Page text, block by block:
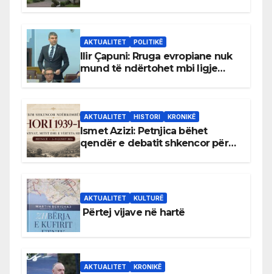
AKTUALITET POLITIKË
Ilir Çapuni: Rruga evropiane nuk
mund të ndërtohet mbi ligje
AKTUALITET HISTORI KRONIKË
Ismet Azizi: Petnjica bëhet
qendër e debatit shkencor për
AKTUALITET KULTURË
Përtej vijave në hartë
AKTUALITET KRONIKË